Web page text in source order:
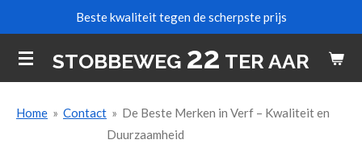
naar
de
STOBBEWEG 22 TER AAR
Beste kwaliteit tegen de scherpste prijs
Home » Contact » De Beste Merken in Verf – Kwaliteit en
Duurzaamheid